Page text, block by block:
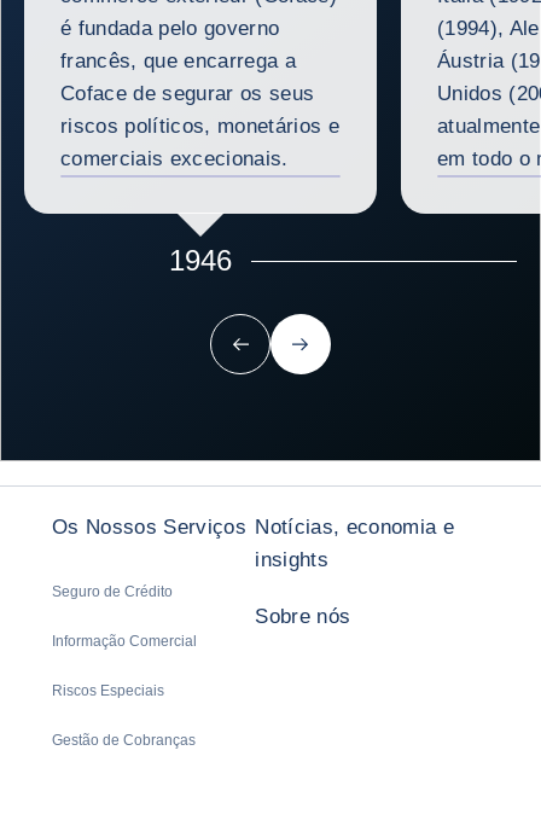
1946
é fundada pelo governo
francês, que encarrega a
Coface de segurar os seus
riscos políticos, monetários e
comerciais excecionais.
(1994),
Áustria
Unidos
em todo o
AnteriorPróximo
Os Nossos Serviços
Seguro de Crédito
Informação Comercial
Riscos Especiais
Gestão de Cobranças
Notícias, economia e
insights
Sobre nós